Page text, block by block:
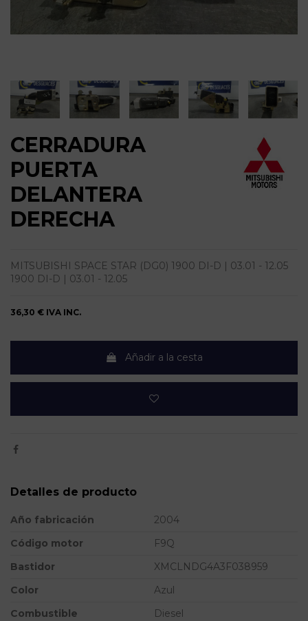
CERRADURA
PUERTA
DELANTERA
DERECHA
MITSUBISHI SPACE STAR (DG0) 1900 DI-D | 03.01 - 12.05
1900 DI-D | 03.01 - 12.05
36,30 € IVA INC.
Añadir a la cesta
Detalles de producto
Año fabricación
2004
Código motor
F9Q
Bastidor
XMCLNDG4A3F038959
Color
Azul
Combustible
Diesel